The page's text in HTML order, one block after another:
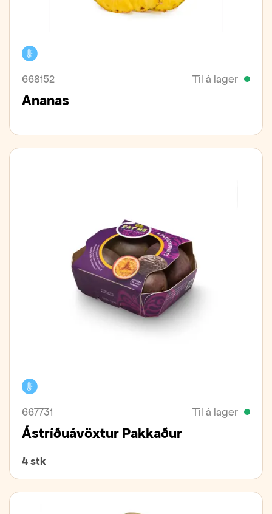
668152 Til á lager
Ananas
667731 Til á lager
Ástríðuávöxtur Pakkaður
4 stk